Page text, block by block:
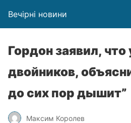
Вечірні новини
Гордон заявил, что
двойников,
до сих пор дышит”
Максим Королев